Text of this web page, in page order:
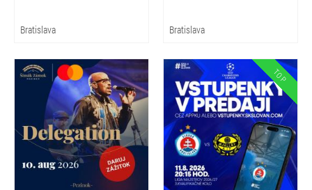
Bratislava Bratislava